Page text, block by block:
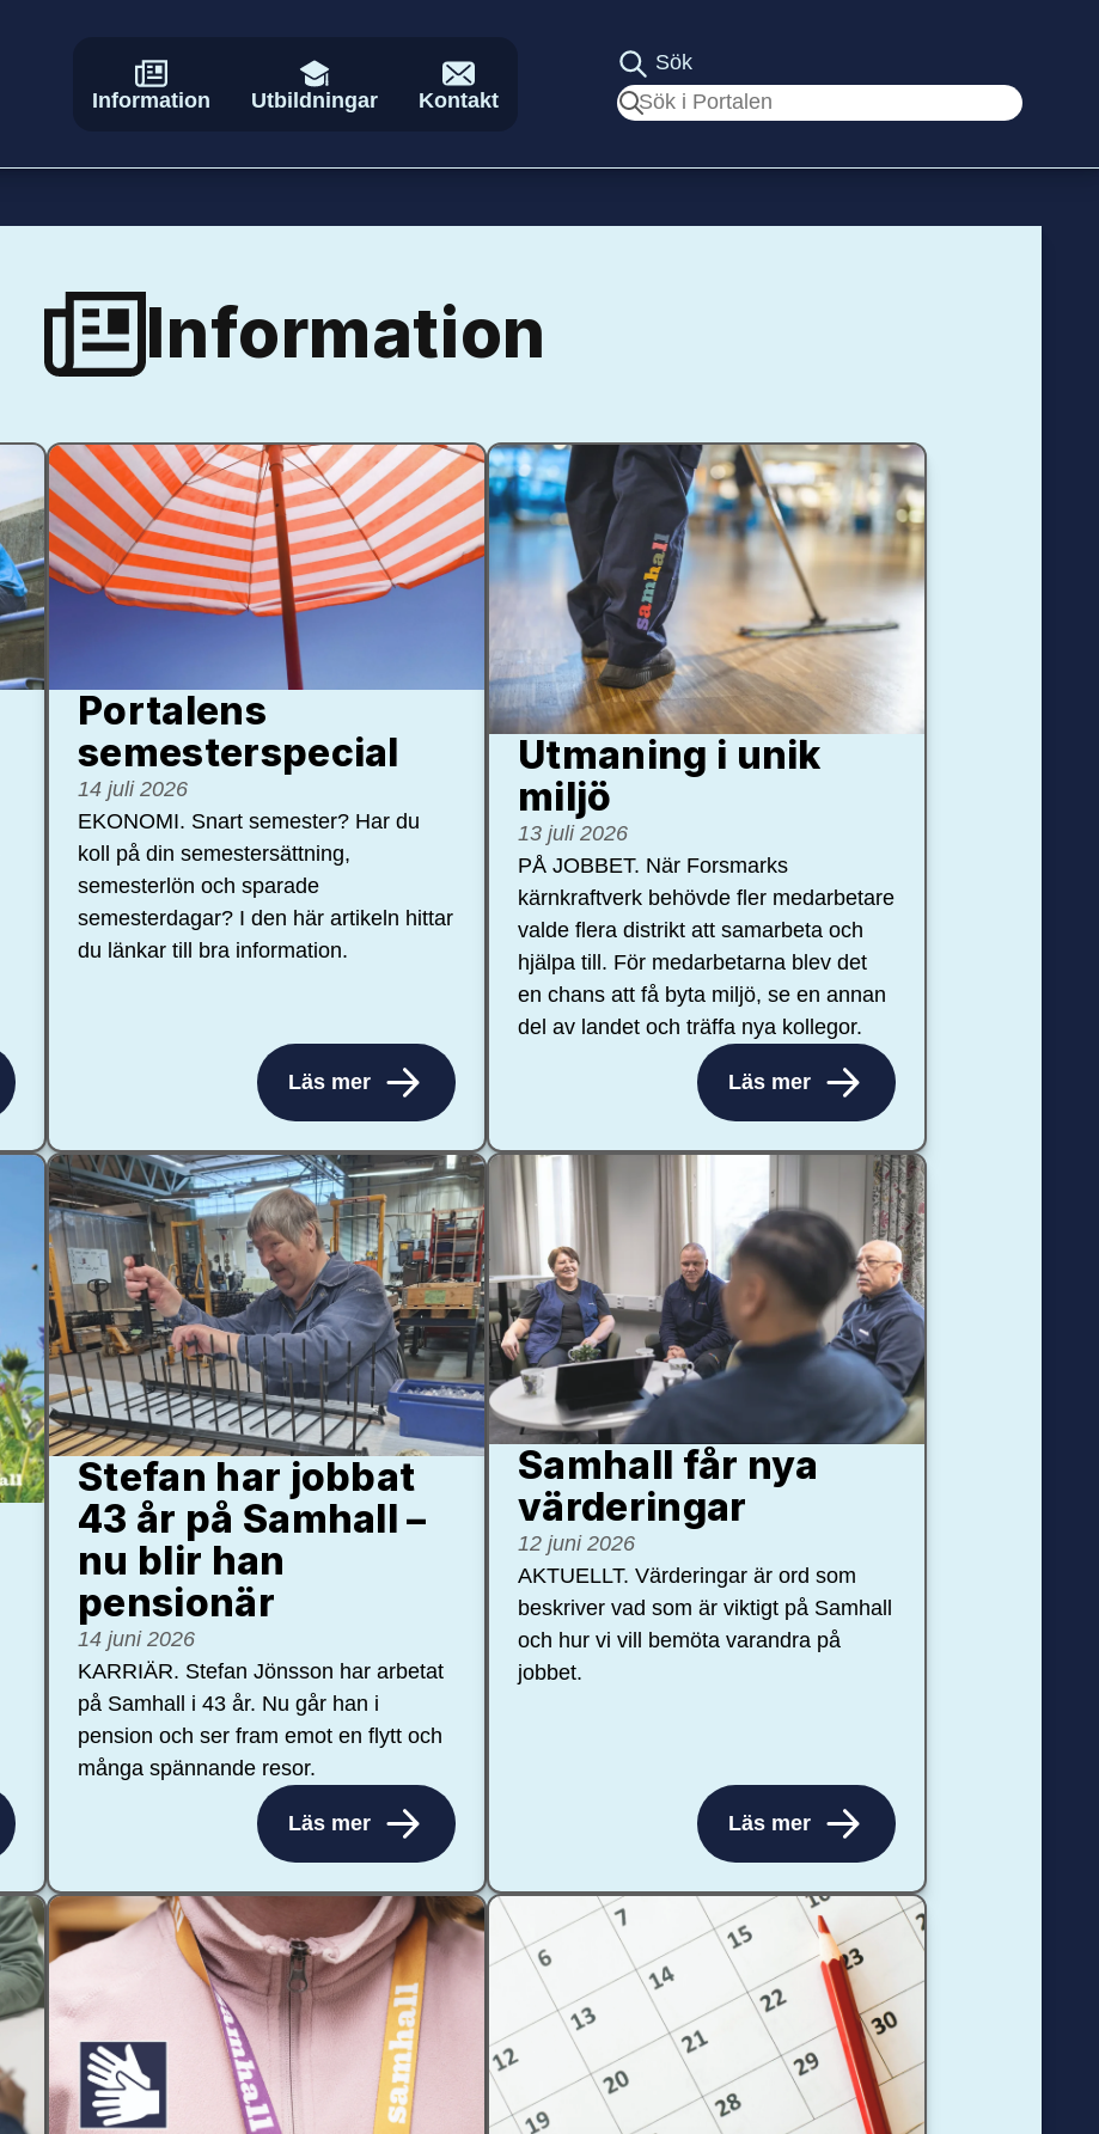
Information Utbildningar Kontakt
Sök
Sök
Information
Portalens
semester­special
14 juli 2026
EKONOMI. Snart semester? Har du
koll på din semestersättning,
semesterlön och sparade
semesterdagar? I den här artikeln hittar
du länkar till bra information.
Läs mer
Utmaning i unik
miljö
13 juli 2026
PÅ JOBBET. När Forsmarks
kärnkraftverk behövde fler medarbetare
valde flera distrikt att samarbeta och
hjälpa till. För medarbetarna blev det
en chans att få byta miljö, se en annan
del av landet och träffa nya kollegor.
Läs mer
Stefan har jobbat
43 år på Samhall –
nu blir han
pensionär
14 juni 2026
KARRIÄR. Stefan Jönsson har arbetat
på Samhall i 43 år. Nu går han i
pension och ser fram emot en flytt och
många spännande resor.
Läs mer
Samhall får nya
värdering­ar
12 juni 2026
AKTUELLT. Värderingar är ord som
beskriver vad som är viktigt på Samhall
och hur vi vill bemöta varandra på
jobbet.
Läs mer